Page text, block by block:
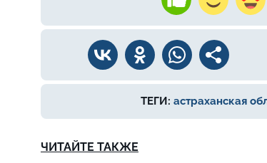
ТЕГИ: астраханская
ЧИТАЙТЕ ТАКЖЕ